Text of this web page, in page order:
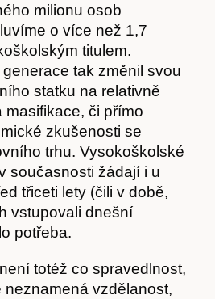
milionu osob
o více než 1,7
titulem.
tak změnil svou
statku na relativně
či přímo
zkušenosti se
trhu. Vysokoškolské
současnosti žádají i u
třiceti lety (čili v době,
vstupovali dnešní
potřeba.
totéž co spravedlnost,
vzdělanost,